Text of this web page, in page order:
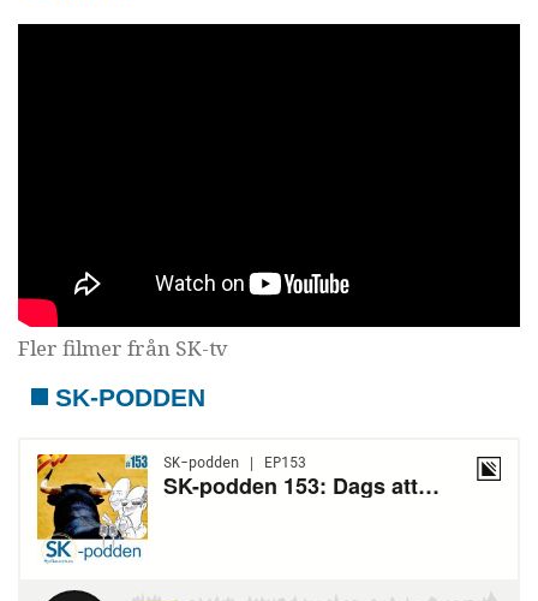
Fler filmer från SK-tv
SK-PODDEN